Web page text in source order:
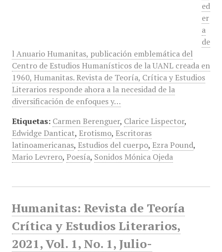
ed
er
a
de
l Anuario Humanitas, publicación emblemática del
Centro de Estudios Humanísticos de la UANL creada en
1960, Humanitas. Revista de Teoría, Crítica y Estudios
Literarios responde ahora a la necesidad de la
diversificación de enfoques y…
Etiquetas: Carmen Berenguer, Clarice Lispector,
Edwidge Danticat, Erotismo, Escritoras
latinoamericanas, Estudios del cuerpo, Ezra Pound,
Mario Levrero, Poesía, Sonidos Mónica Ojeda
Humanitas: Revista de Teoría
Crítica y Estudios Literarios,
2021, Vol. 1, No. 1, Julio-